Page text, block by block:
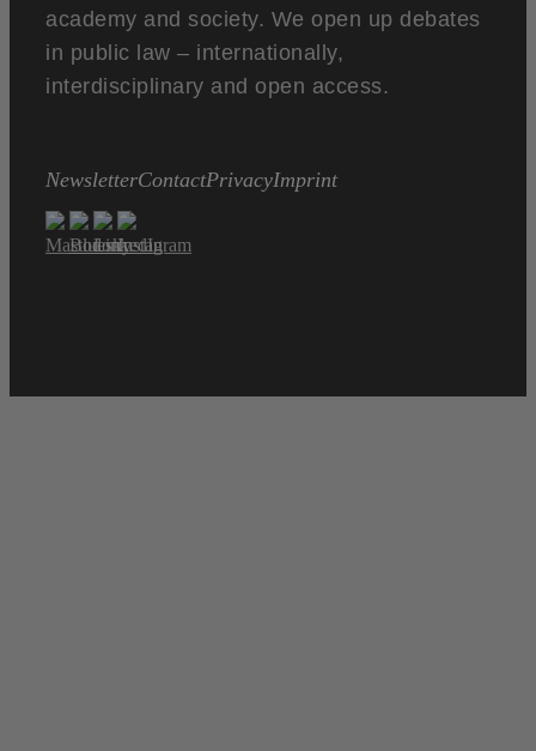
academy and society. We open up debates
in public law – internationally,
interdisciplinary and open access.
NewsletterContactPrivacyImprint